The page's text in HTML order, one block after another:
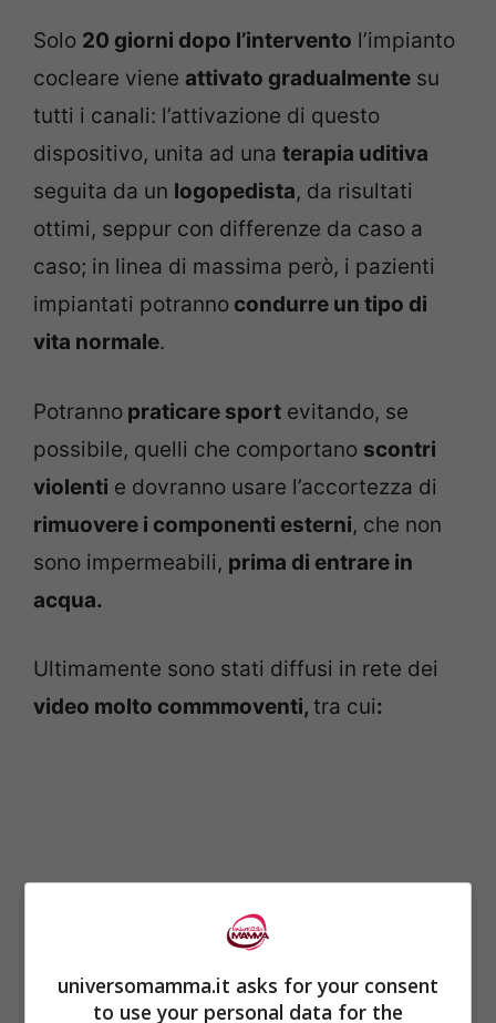
Solo 20 giorni dopo l’intervento l’impianto
cocleare viene attivato gradualmente su
tutti i canali: l’attivazione di questo
dispositivo, unita ad una terapia uditiva
seguita da un logopedista, da risultati
ottimi, seppur con differenze da caso a
caso; in linea di massima però, i pazienti
impiantati potranno condurre un tipo di
vita normale.
Potranno praticare sport evitando, se
possibile, quelli che comportano scontri
violenti e dovranno usare l’accortezza di
rimuovere i componenti esterni, che non
sono impermeabili, prima di entrare in
acqua.
Ultimamente sono stati diffusi in rete dei
video molto commmoventi, tra cui:
universomamma.it asks for your consent
to use your personal data for the